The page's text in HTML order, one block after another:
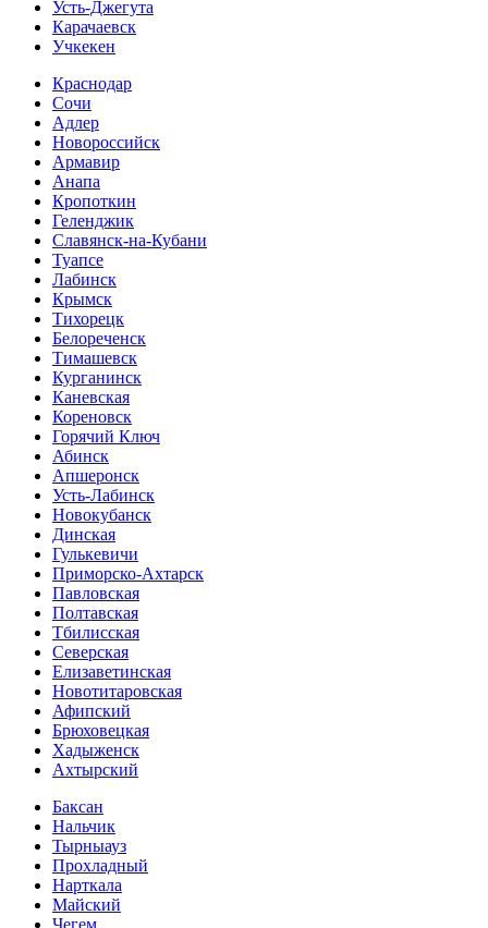
Усть-Джегута
Карачаевск
Учкекен
Краснодар
Сочи
Адлер
Новороссийск
Армавир
Анапа
Кропоткин
Геленджик
Славянск-на-Кубани
Туапсе
Лабинск
Крымск
Тихорецк
Белореченск
Тимашевск
Курганинск
Каневская
Кореновск
Горячий Ключ
Абинск
Апшеронск
Усть-Лабинск
Новокубанск
Динская
Гулькевичи
Приморско-Ахтарск
Павловская
Полтавская
Тбилисская
Северская
Елизаветинская
Новотитаровская
Афипский
Брюховецкая
Хадыженск
Ахтырский
Баксан
Нальчик
Тырныауз
Прохладный
Нарткала
Майский
Чегем